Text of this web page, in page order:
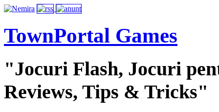
TownPortal Games
"Jocuri Flash, Jocuri
Reviews, Tips & Tricks"